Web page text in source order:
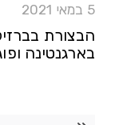
5 במאי 2021
הבצורת
בארגנטינה